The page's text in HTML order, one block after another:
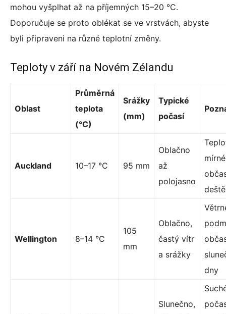
mohou vyšplhat až na příjemných 15–20 °C.
Doporučuje se proto oblékat se ve vrstvách, abyste
byli připraveni na různé teplotní změny.
Teploty v září na Novém Zélandu
Oblast
Průměrná
teplota
(°C)
Srážky
(mm)
Typické
počasí
Auckland 10–17 °C 95 mm
Oblačno
až
polojasno
deště
Wellington 8–14 °C
105
mm
Oblačno,
častý vítr
a srážky
dny
Slunečno,